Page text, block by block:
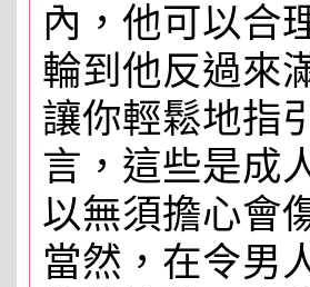
內，他可以合
輪到他反過來
讓你輕鬆地指
言，這些是成
以無須擔心會
當然，在令男